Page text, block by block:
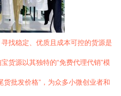
找稳定、优质且成本可控的货源是
货源以其独特的“免费代理代销”模
货批发价格”，为众多小微创业者和